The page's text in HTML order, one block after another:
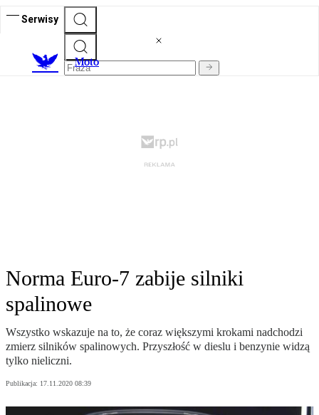
Serwisy
Moto
Norma Euro-7 zabije silniki
spalinowe
Wszystko wskazuje na to, że coraz większymi krokami nadchodzi
zmierz silników spalinowych. Przyszłość w dieslu i benzynie widzą
tylko nieliczni.
Publikacja: 17.11.2020 08:39